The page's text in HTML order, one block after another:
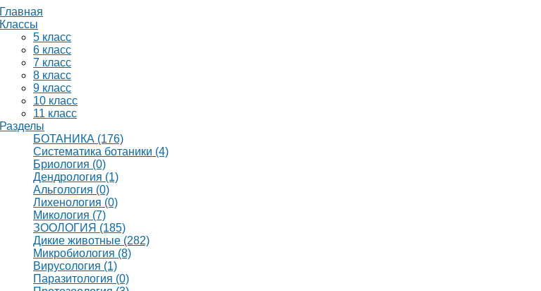
Главная
Классы
5 класс
6 класс
7 класс
8 класс
9 класс
10 класс
11 класс
Разделы
БОТАНИКА (176)
Систематика ботаники (4)
Бриология (0)
Дендрология (1)
Альгология (0)
Лихенология (0)
Микология (7)
ЗООЛОГИЯ (185)
Дикие животные (282)
Микробиология (8)
Вирусология (1)
Паразитология (0)